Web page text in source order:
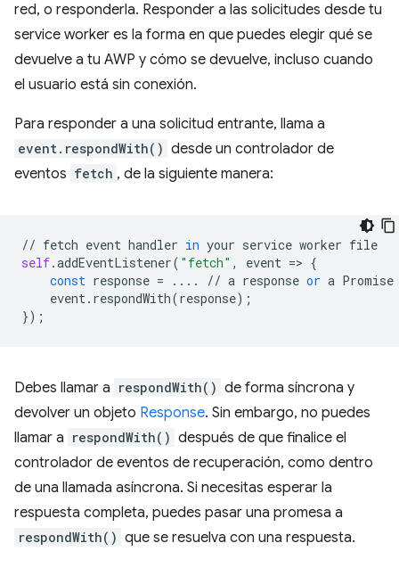
red, o responderla. Responder a las solicitudes desde tu
service worker es la forma en que puedes elegir qué se
devuelve a tu AWP y cómo se devuelve, incluso cuando
el usuario está sin conexión.
Para responder a una solicitud entrante, llama a
event.respondWith() desde un controlador de
eventos fetch , de la siguiente manera:
// fetch event handler in your service worker file
self.addEventListener( "fetch" , event => {
const response = .... // a response or a Promise
event. respondWith(response);
});
Debes llamar a respondWith() de forma síncrona y
devolver un objeto Response. Sin embargo, no puedes
llamar a respondWith() después de que finalice el
controlador de eventos de recuperación, como dentro
de una llamada asíncrona. Si necesitas esperar la
respuesta completa, puedes pasar una promesa a
respondWith() que se resuelva con una respuesta.